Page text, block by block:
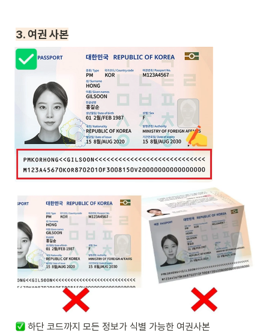
3. 여권 사본
하단 코드까지 모든 정보가 식별 가능한 여권사본